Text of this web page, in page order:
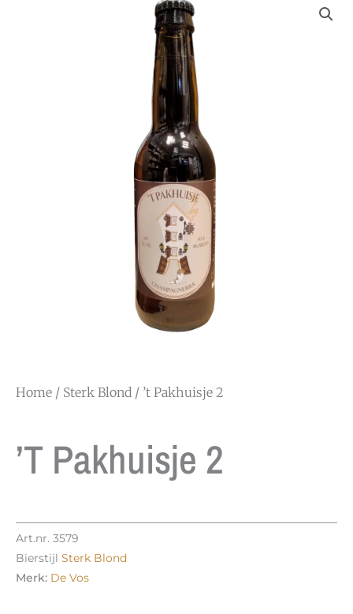
Home / Sterk Blond / ’t Pakhuisje 2
’t Pakhuisje 2
Art.nr. 3579
Bierstijl Sterk Blond
Merk: De Vos